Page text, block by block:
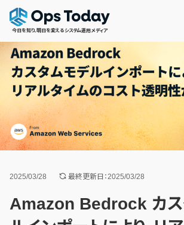
今日を知り、明日を変えるシステム運用メディア
2025/03/28 最終更新日：2025/03/28
Amazon Bedrock カス